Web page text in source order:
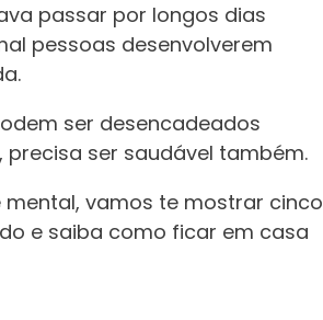
passar por longos dias
pessoas desenvolverem
ser desencadeados
ser saudável também.
vamos te mostrar cinco
e saiba como ficar em casa